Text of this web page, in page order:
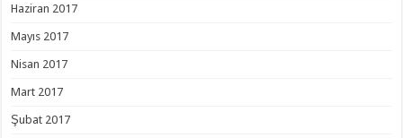
Haziran 2017
Mayıs 2017
Nisan 2017
Mart 2017
Şubat 2017